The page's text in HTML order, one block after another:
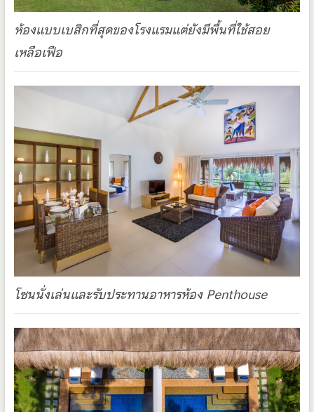
ห้องแบบเบสิกที่สุดของโรงแรมแต่ยังมีพื้นที่ใช้สอย
เหลือเฟือ
โซนนั่งเล่นและรับประทานอาหารห้อง Penthouse